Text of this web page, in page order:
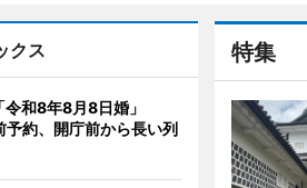
特集
クス
令和8年8月8日婚」
約、開庁前から長い列